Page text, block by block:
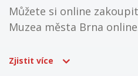
Můžete si online
Muzea města Brna
Zjistit více